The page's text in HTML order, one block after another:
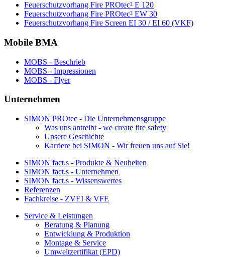
Feuerschutzvorhang Fire PROtec² E 120
Feuerschutzvorhang Fire PROtec² EW 30
Feuerschutzvorhang Fire Screen EI 30 / EI 60 (VKF)
Mobile BMA
MOBS - Beschrieb
MOBS - Impressionen
MOBS - Flyer
Unternehmen
SIMON PROtec - Die Unternehmensgruppe
Was uns antreibt - we create fire safety
Unsere Geschichte
Karriere bei SIMON - Wir freuen uns auf Sie!
SIMON fact.s - Produkte & Neuheiten
SIMON fact.s - Unternehmen
SIMON fact.s - Wissenswertes
Referenzen
Fachkreise - ZVEI & VFE
Service & Leistungen
Beratung & Planung
Entwicklung & Produktion
Montage & Service
Umweltzertifikat (EPD)